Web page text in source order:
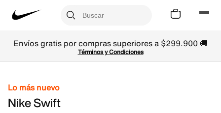
Envíos gratis por compras superiores a $299.900 🚚
Términos y Condiciones
Lo más nuevo
Nike Swift